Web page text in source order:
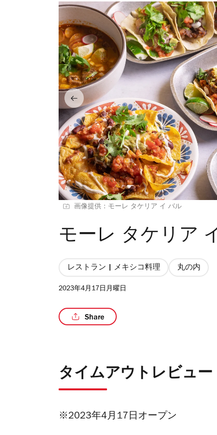
画像提供：モーレ タケリア イ バル
モーレ タケリア
レストラン | メキシコ料理 丸の内
2023年4月17日月曜日
Share
タイムアウトレビュー
※2023年4月17日オープン